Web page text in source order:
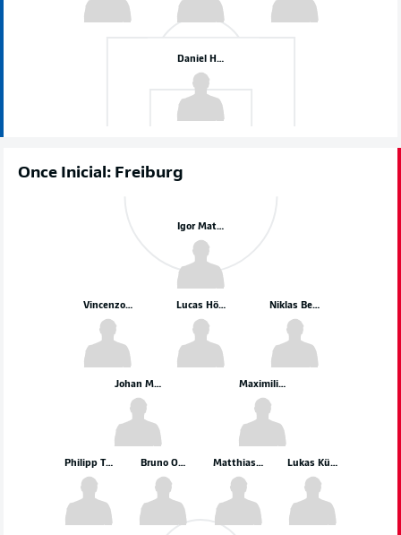
Daniel Heuer Fernandes
Once Inicial: Freiburg
Lukas Kübler
Matthias Ginter
Philipp Treu Bruno Ogbus
Maximilian Eggestein
Niklas Beste
Vincenzo Grifo
Johan Manzambi
Lucas Höler
Igor Matanović